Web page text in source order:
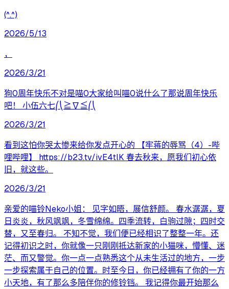
(^.^)
2026/5/13
，
2026/3/21
狗0周年快乐不对是喵0大家给叫喵0说什么了那说周年快乐
吧！ 小伍六七⎛⎝≧∇≦⎛⎝
2026/3/21
看到这怕你哭太惨来给你发点开心的 【牢蒋的辱骂（4）-哔
哩哔哩】 https://b23.tv/ivE4tlK 春去秋来，愿我们初心依
旧，就这些。
2026/3/21
亲爱的喵铃Neko小姐： 见字如晤，展信舒颜。 春水潺潺，夏
日炎炎，秋风飒飒，冬雪绵绵。四季流转，白驹过隙；四时交
替，又至春归。 不知不觉，我们便已经相识了整整一年。还
记得初识之时，你就像一只刚刚抵达新家的小猫咪，懵懂、迷
茫、而又警觉。你一点一点熟悉这个从未生活过的地方，一步
一步探索属于自己的位置。时至今日，你已经拥有了你的一方
小天地，有了那么多陪伴你的修铃铛。 我记得你最开始那么